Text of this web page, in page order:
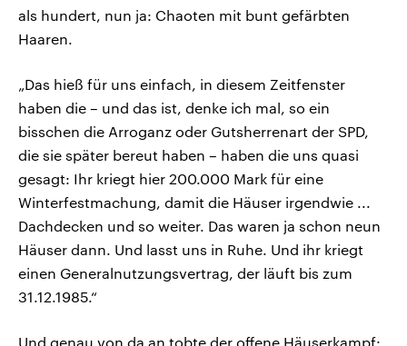
als hundert, nun ja: Chaoten mit bunt gefärbten
Haaren.
„Das hieß für uns einfach, in diesem Zeitfenster
haben die – und das ist, denke ich mal, so ein
bisschen die Arroganz oder Gutsherrenart der SPD,
die sie später bereut haben – haben die uns quasi
gesagt: Ihr kriegt hier 200.000 Mark für eine
Winterfestmachung, damit die Häuser irgendwie ...
Dachdecken und so weiter. Das waren ja schon neun
Häuser dann. Und lasst uns in Ruhe. Und ihr kriegt
einen Generalnutzungsvertrag, der läuft bis zum
31.12.1985.“
Und genau von da an tobte der offene Häuserkampf: